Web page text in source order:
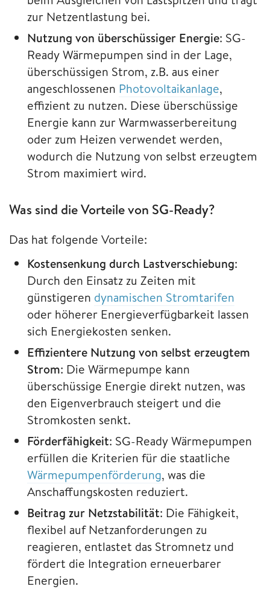
zur Netzentlastung bei.
Nutzung von überschüssiger Energie: SG-
Ready Wärmepumpen sind in der Lage,
überschüssigen Strom, z.B. aus einer
angeschlossenen Photovoltaikanlage,
effizient zu nutzen. Diese überschüssige
Energie kann zur Warmwasserbereitung
oder zum Heizen verwendet werden,
wodurch die Nutzung von selbst erzeugtem
Strom maximiert wird.
Was sind die Vorteile von SG-Ready?
Das hat folgende Vorteile:
Kostensenkung durch Lastverschiebung:
Durch den Einsatz zu Zeiten mit
günstigeren dynamischen Stromtarifen
oder höherer Energieverfügbarkeit lassen
sich Energiekosten senken.
Effizientere Nutzung von selbst erzeugtem
Strom: Die Wärmepumpe kann
überschüssige Energie direkt nutzen, was
den Eigenverbrauch steigert und die
Stromkosten senkt.
Förderfähigkeit: SG-Ready Wärmepumpen
erfüllen die Kriterien für die staatliche
Wärmepumpenförderung, was die
Anschaffungskosten reduziert.
Beitrag zur Netzstabilität: Die Fähigkeit,
flexibel auf Netzanforderungen zu
reagieren, entlastet das Stromnetz und
fördert die Integration erneuerbarer
Energien.